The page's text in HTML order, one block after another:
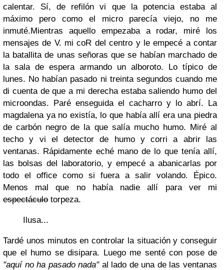
calentar. Sí, de refilón vi que la potencia estaba al
máximo pero como el micro parecía viejo, no me
inmuté.Mientras aquello empezaba a rodar, miré los
mensajes de V. mi coR del centro y le empecé a contar
la batallita de unas señoras que se habían marchado de
la sala de espera armando un alboroto. Lo típico de
lunes. No habían pasado ni treinta segundos cuando me
di cuenta de que a mi derecha estaba saliendo humo del
microondas. Paré enseguida el cacharro y lo abrí. La
magdalena ya no existía, lo que había allí era una piedra
de carbón negro de la que salía mucho humo. Miré al
techo y vi el detector de humo y corri a abrir las
ventanas. Rápidamente eché mano de lo que tenía allí,
las bolsas del laboratorio, y empecé a abanicarlas por
todo el office como si fuera a salir volando. Épico.
Menos mal que no había nadie allí para ver mi
espectáculo torpeza.
Ilusa...
Tardé unos minutos en controlar la situación y conseguir
que el humo se disipara. Luego me senté con pose de
"aquí no ha pasado nada"al lado de una de las ventanas